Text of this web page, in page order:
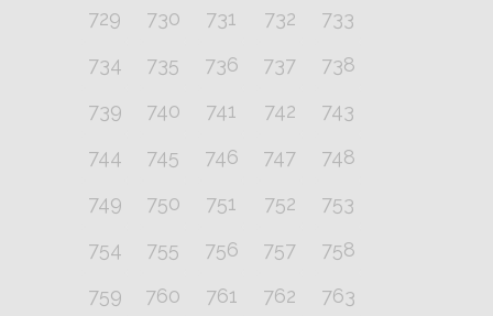
729
730 731 732
733
734
735 736 737
738
739
740 741 742
743
744
745 746 747
748
749
750 751 752
753
754
755 756 757
758
759
760 761 762
763